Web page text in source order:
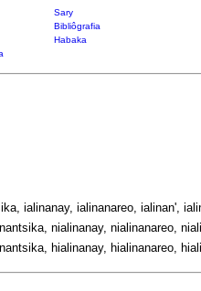
Sary
Bibliôgrafia
Habaka
ialinanay, ialinanareo, ialinan',
nialinanay, nialinanareo,
hialinanay, hialinanareo,